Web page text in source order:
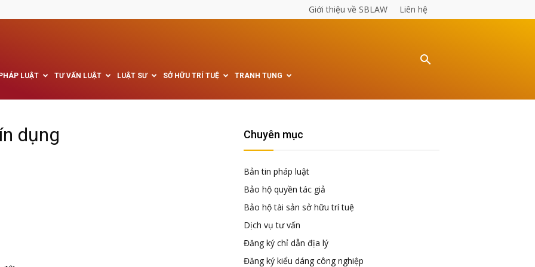
Giới thiệu về SBLAW Liên hệ
LUẬT TƯ VẤN LUẬT LUẬT SƯ SỞ HỮU TRÍ TUỆ TRANH TỤNG
dụng Chuyên mục
Bản tin pháp luật
Bảo hộ quyền tác giả
Bảo hộ tài sản sở hữu trí tuệ
Dịch vụ tư vấn
Đăng ký chỉ dẫn địa lý
Đăng ký kiểu dáng công nghiệp